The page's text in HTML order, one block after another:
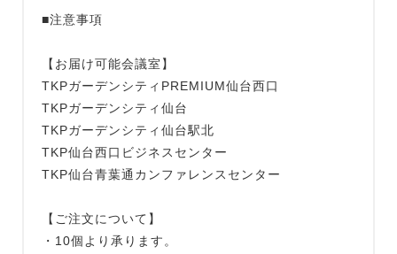
■注意事項
【お届け可能会議室】
TKPガーデンシティPREMIUM仙台西口
TKPガーデンシティ仙台
TKPガーデンシティ仙台駅北
TKP仙台西口ビジネスセンター
TKP仙台青葉通カンファレンスセンター
【ご注文について】
・10個より承ります。